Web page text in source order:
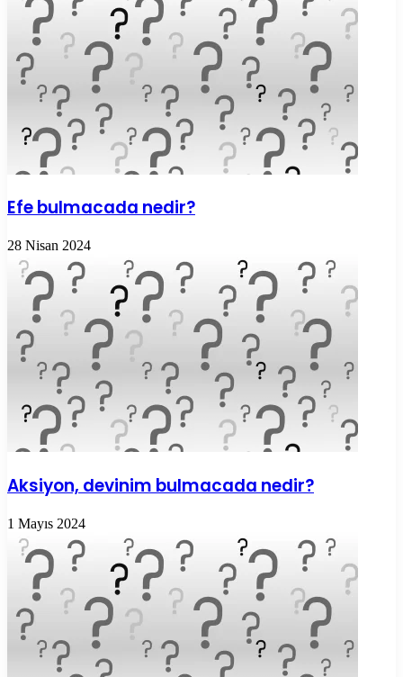
Efe bulmacada nedir?
28 Nisan 2024
Aksiyon, devinim bulmacada nedir?
1 Mayıs 2024